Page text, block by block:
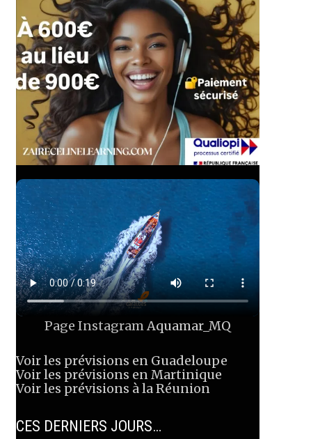
Page InstagramAquamar_MQ
Voir les prévisions en Guadeloupe
Voir les prévisions en Martinique
Voir les prévisions à la Réunion
CES DERNIERS JOURS…